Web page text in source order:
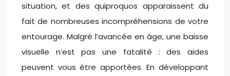
situation, et des quiproquos apparaissent du
fait de nombreuses incompréhensions de votre
entourage. Malgré l’avancée en âge, une baisse
visuelle n’est pas une fatalité : des aides
peuvent vous être apportées. En développant